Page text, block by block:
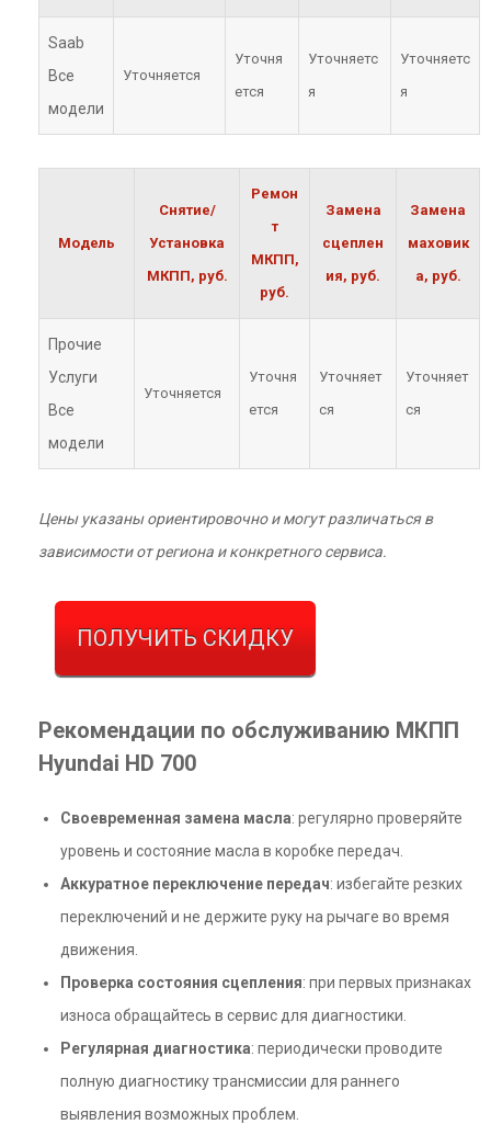
Saab
Все
модели
Уточняется
Уточня
ется
Уточняетс
я
Уточняетс
я
Модель
Снятие/
Установка
МКПП, руб.
Ремон
т
МКПП,
руб.
Замена
сцеплен
ия, руб.
Замена
маховик
а, руб.
Прочие
Услуги
Все
модели
Уточняется
Уточня
ется
Уточняет
ся
Уточняет
ся
Цены указаны ориентировочно и могут различаться в
зависимости от региона и конкретного сервиса.
ПОЛУЧИТЬ СКИДКУ
Рекомендации по обслуживанию МКПП
Hyundai HD 700
Своевременная замена масла: регулярно проверяйте
уровень и состояние масла в коробке передач.
Аккуратное переключение передач: избегайте резких
переключений и не держите руку на рычаге во время
движения.
Проверка состояния сцепления: при первых признаках
износа обращайтесь в сервис для диагностики.
Регулярная диагностика: периодически проводите
полную диагностику трансмиссии для раннего
выявления возможных проблем.